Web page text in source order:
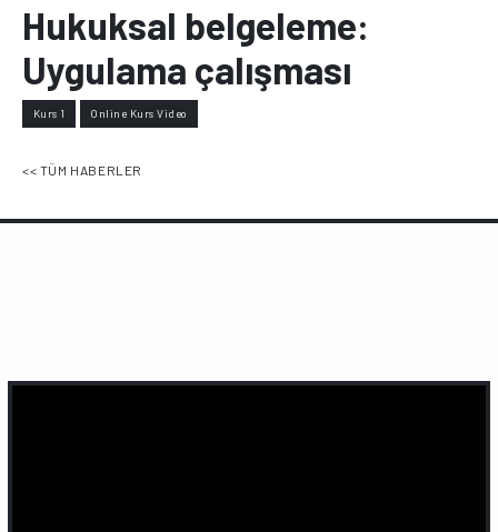
Hukuksal belgeleme:
Uygulama çalışması
Kurs 1 Online Kurs Video
<< TÜM HABERLER